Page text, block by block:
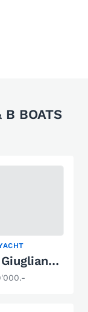
BOATS
Tony Giugliano Ischia 36